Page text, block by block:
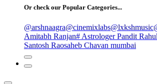
Or check our Popular Categories...
@arshnaagra@cinemixlabs@lxkshmusic
Amitabh Ranjan# Astrologer Pandit
Santosh Raosaheb Chavan mumbai